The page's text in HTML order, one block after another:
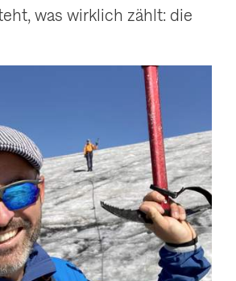
was wirklich zählt: die